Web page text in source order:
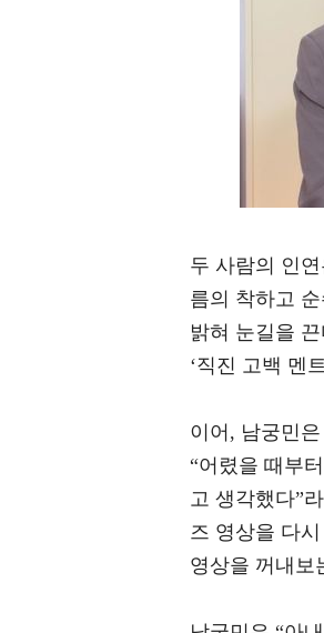
두 사람의 인
름의 착하고
밝혀 눈길을
‘직진 고백 멘
이어, 남궁민
“어렸을 때부
고 생각했다”
즈 영상을 다
영상을 꺼내보